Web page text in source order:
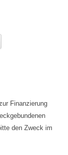
Finanzierung
den Zweck im